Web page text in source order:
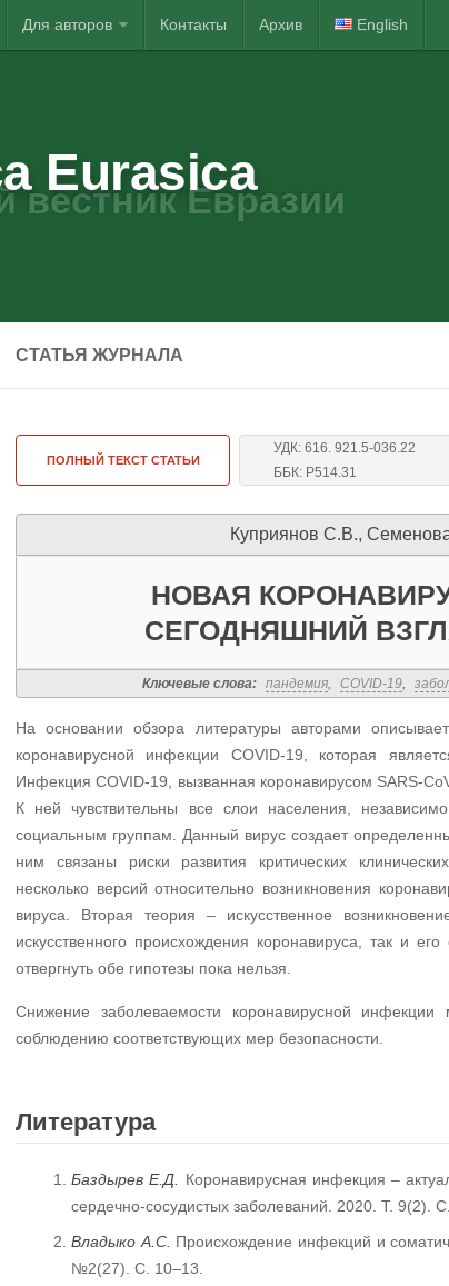
Для авторов Контакты Архив English
Eurasica
вестник Евразии
СТАТЬЯ ЖУРНАЛА
ПОЛНЫЙ ТЕКСТ СТАТЬИ
УДК: 616. 921.5-036.22
ББК: Р514.31
Куприянов С.В.,
НОВАЯ
СЕГОДНЯШНИЙ
Ключевые слова: пандемия, COVID-19,
На основании обзора литературы авторами
коронавирусной инфекции COVID-19, которая
Инфекция COVID-19, вызванная коронавирусом SARS-
К ней чувствительны все слои населения,
социальным группам. Данный вирус создает
ним связаны риски развития критических
несколько версий относительно возникновения
вируса. Вторая теория – искусственное
искусственного происхождения коронавируса, так и
отвергнуть обе гипотезы пока нельзя.
Снижение заболеваемости коронавирусной инфекции
соблюдению соответствующих мер безопасности.
Литература
Баздырев Е.Д.
Коронавирусная инфекция –
сердечно-сосудистых заболеваний. 2020. Т. 9(2).
Владыко А.С. Происхождение инфекций и
№2(27). С. 10–13.